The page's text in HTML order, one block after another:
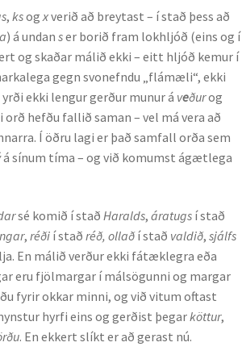
,ksogxverið að breytast – í stað þess að
) á undanser borið fram lokhljóð (eins og í
og skaðar málið ekki – eitt hljóð kemur í
gegn svonefndu „flámæli“, ekki
ekki lengur gerður munur á veðurog
hefðu fallið saman – vel má vera að
Í öðru lagi er það samfall orða sem
á sínum tíma – og við komumst ágætlega
sé komið í staðHaralds,áratugs í stað
,réði í staðréð, ollaðí stað valdið,sjálfs
En málið verður ekki fátæklegra eða
eru fjölmargar í málsögunni og margar
fyrir okkar minni, og við vitum oftast
hyrfi eins og gerðist þegarköttur,
. En ekkert slíkt er að gerast nú.